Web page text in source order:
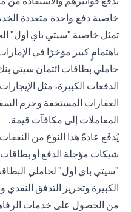
خاصية دفع واحدة متعددة
تمثل خاصية "سيتي باي أول"
باهتمامٍ كبير مؤخرًا في
حاملي بطاقات ائتمان سيتي
الدفعات الكبيرة، مثل
العقارات المستحقة وحزم
المعاملات إلى مكافآت قيمة.
يُدفَع عادةً هذا النوع من
شيكات مؤجلة الدفع أو
"سيتي باي أول" لحاملي
الكبيرة وتحرير التدفق
من الحصول على خدمات